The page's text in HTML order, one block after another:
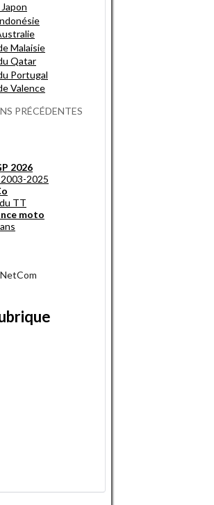
Malaisie
Qatar
Portugal
Valence
PRÉCÉDENTES
2026
2025
TT
moto